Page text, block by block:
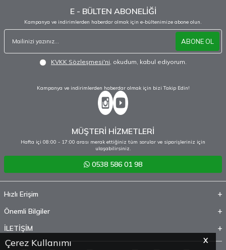
X
Çerez Kullanımı
E - BÜLTEN ABONELİĞİ
Kampanya ve indirimlerden haberdar olmak için e-bültenimize abone olun.
ABONE OL
KVKK Sözleşmesi'ni, okudum, kabul ediyorum.
Kampanya ve indirimlerden haberdar olmak için bizi Takip Edin!
MÜŞTERİ HİZMETLERİ
Hafta içi 08:00 - 17:00 arası merak ettiğiniz tüm sorular ve siparişleriniz için
ulaşabilirsiniz.
0538 586 01 98
Hızlı Erişim
Önemli Bilgiler
İLETİŞİM